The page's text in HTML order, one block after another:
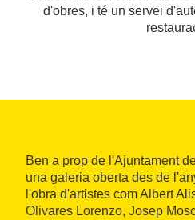
d'obres, i té un servei
Ben a prop de l'Ajuntament
una galeria oberta des de
l'obra d'artistes com Albert
Olivares Lorenzo, Josep